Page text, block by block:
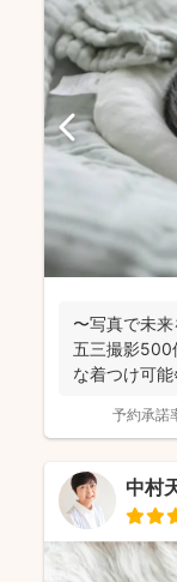
〜写真で未
五三撮影500
な着つけ可
予約承諾
中村